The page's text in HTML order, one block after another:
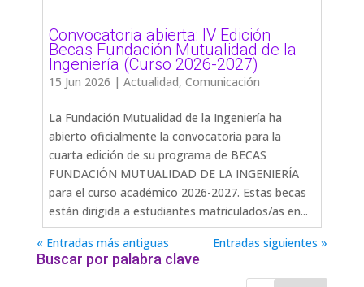
Convocatoria abierta: IV Edición
Becas Fundación Mutualidad de la
Ingeniería (Curso 2026-2027)
15 Jun 2026 |Actualidad,Comunicación
La Fundación Mutualidad de la Ingeniería ha
abierto oficialmente la convocatoria para la
cuarta edición de su programa de BECAS
FUNDACIÓN MUTUALIDAD DE LA INGENIERÍA
para el curso académico 2026-2027. Estas becas
están dirigida a estudiantes matriculados/as en...
« Entradas más antiguas Entradas siguientes »
Buscar por palabra clave